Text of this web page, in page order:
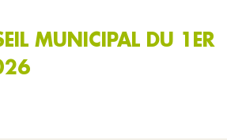
MUNICIPAL DU 1ER